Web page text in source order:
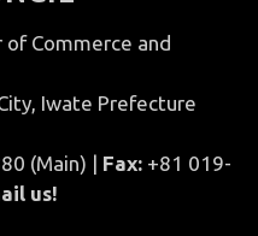
Commerce and
Iwate Prefecture
(Main) | Fax: +81 019-
us!